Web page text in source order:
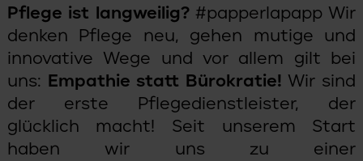
Pflege ist langweilig?#papperlapapp Wir
denken Pflege neu, gehen mutige und
innovative Wege und vor allem gilt bei
uns: Empathie statt Bürokratie! Wir sind
der erste Pflegedienstleister, der
glücklich macht! Seit unserem Start
haben wir uns zu einer